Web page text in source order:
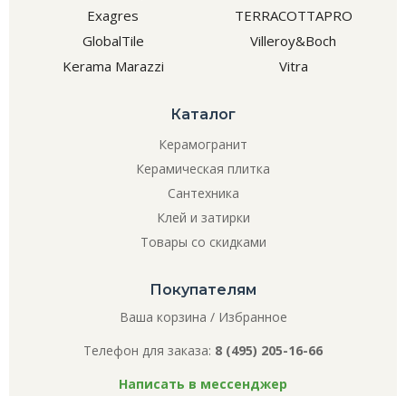
Exagres
GlobalTile
Kerama Marazzi
TERRACOTTAPRO
Villeroy&Boch
Vitra
Каталог
Керамогранит
Керамическая плитка
Сантехника
Клей и затирки
Товары со скидками
Покупателям
Ваша корзина / Избранное
Телефон для заказа: 8 (495) 205-16-66
Написать в мессенджер